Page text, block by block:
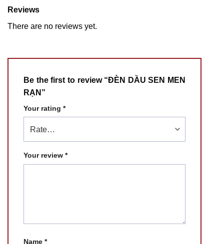
Reviews
There are no reviews yet.
Be the first to review “ĐÈN DẦU SEN MEN
RẠN”
Your rating *
Your review *
Name *